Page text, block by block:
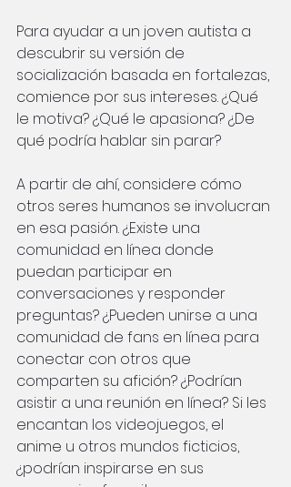
Para ayudar a un joven autista a
descubrir su versión de
socialización basada en fortalezas,
comience por sus intereses. ¿Qué
le motiva? ¿Qué le apasiona? ¿De
qué podría hablar sin parar?
A partir de ahí, considere cómo
otros seres humanos se involucran
en esa pasión. ¿Existe una
comunidad en línea donde
puedan participar en
conversaciones y responder
preguntas? ¿Pueden unirse a una
comunidad de fans en línea para
conectar con otros que
comparten su afición? ¿Podrían
asistir a una reunión en línea? Si les
encantan los videojuegos, el
anime u otros mundos ficticios,
¿podrían inspirarse en sus